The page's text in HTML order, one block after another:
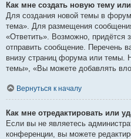
Как мне создать новую тему
Для создания новой темы в
тема». Для размещения
«Ответить». Возможно, придётся
отправить сообщение. Перечень
внизу страниц форума или темы.
темы», «Вы можете добавлять
Вернуться к началу
Как мне отредактировать или
Если вы не являетесь
конференции, вы можете